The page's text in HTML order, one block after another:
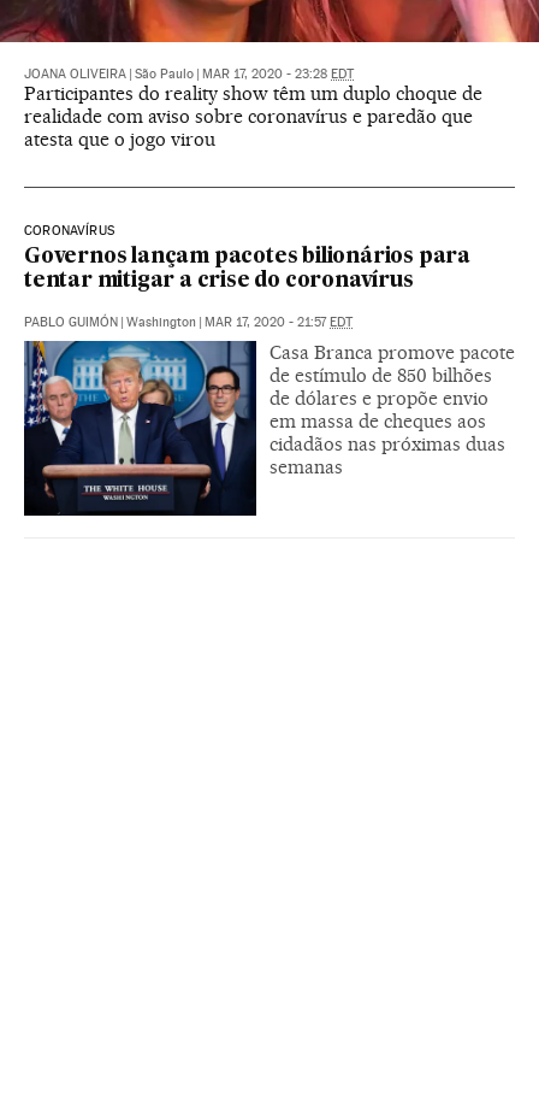
JOANA OLIVEIRA São Paulo MAR 17, 2020 - 23:28 EDT
Participantes do reality show têm um duplo choque de
realidade com aviso sobre coronavírus e paredão que
atesta que o jogo virou
CORONAVÍRUS
Governos lançam pacotes bilionários para
tentar mitigar a crise do coronavírus
PABLO GUIMÓN Washington MAR 17, 2020 - 21:57 EDT
Casa Branca promove pacote
de estímulo de 850 bilhões
de dólares e propõe envio
em massa de cheques aos
cidadãos nas próximas duas
semanas